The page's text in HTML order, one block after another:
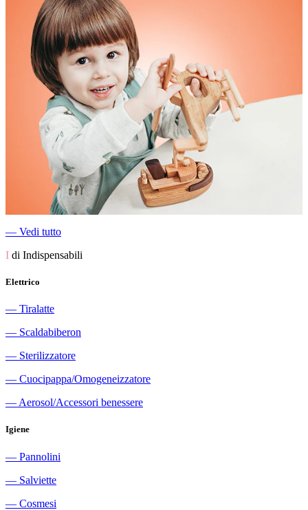
― Vedi tutto
I di Indispensabili
Elettrico
― Tiralatte
― Scaldabiberon
― Sterilizzatore
― Cuocipappa/Omogeneizzatore
― Aerosol/Accessori benessere
Igiene
― Pannolini
― Salviette
― Cosmesi